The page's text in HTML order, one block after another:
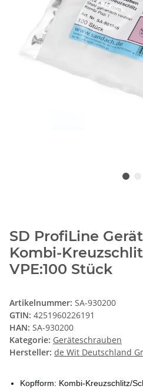
SD ProfiLine
Kombi-
VPE:100 Stück
Artikelnummer: SA-930200
GTIN: 4251960226191
HAN: SA-930200
Kategorie: Geräteschrauben
Hersteller: de Wit Deutschland
Kopfform: Kombi-Kreuzschlitz/